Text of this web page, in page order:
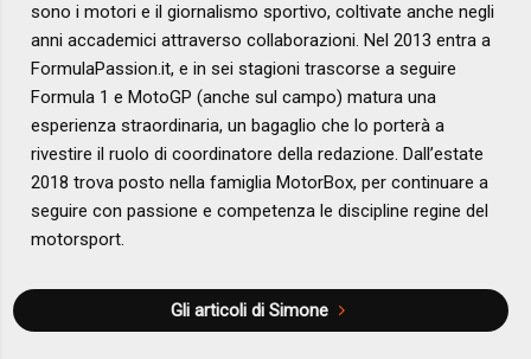
sono i motori e il giornalismo sportivo, coltivate anche negli
anni accademici attraverso collaborazioni. Nel 2013 entra a
FormulaPassion.it, e in sei stagioni trascorse a seguire
Formula 1 e MotoGP (anche sul campo) matura una
esperienza straordinaria, un bagaglio che lo porterà a
rivestire il ruolo di coordinatore della redazione. Dall’estate
2018 trova posto nella famiglia MotorBox, per continuare a
seguire con passione e competenza le discipline regine del
motorsport.
Gli articoli di Simone